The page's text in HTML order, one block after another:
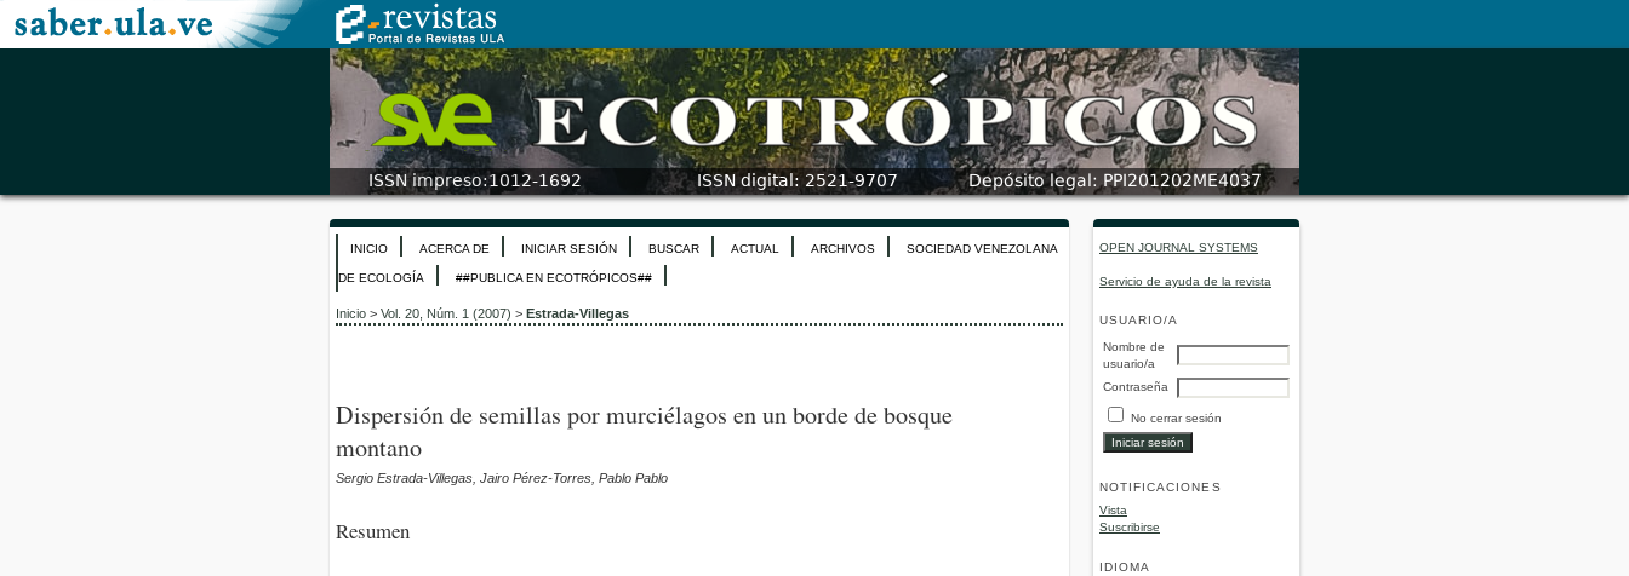
OPEN JOURNAL SYSTEMS
Servicio de ayuda de la revista
USUARIO/A
Nombre de
usuario/a
Contraseña
No cerrar sesión
NOTIFICACIONES
Vista
Suscribirse
IDIOMA
INICIO ACERCA DE INICIAR SESIÓN BUSCAR ACTUAL ARCHIVOS SOCIEDAD VENEZOLANA
DE ECOLOGÍA ##PUBLICA EN ECOTRÓPICOS##
Inicio > Vol. 20, Núm. 1 (2007) > Estrada-Villegas
Dispersión de semillas por murciélagos en un borde de bosque
montano
Sergio Estrada-Villegas, Jairo Pérez-Torres, Pablo Pablo
Resumen